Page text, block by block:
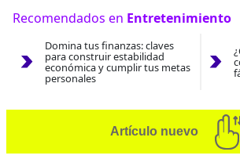
Recomendados en Entretenimiento
Domina tus finanzas: claves
para construir estabilidad
económica y cumplir tus metas
personales
Artículo nuevo